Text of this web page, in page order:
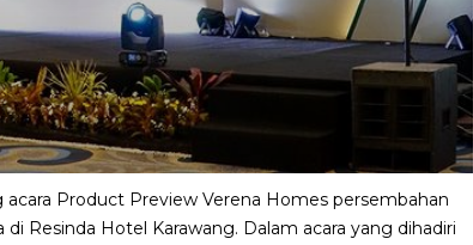
Product Preview Verena Homes persembahan
Resinda Hotel Karawang. Dalam acara yang dihadiri